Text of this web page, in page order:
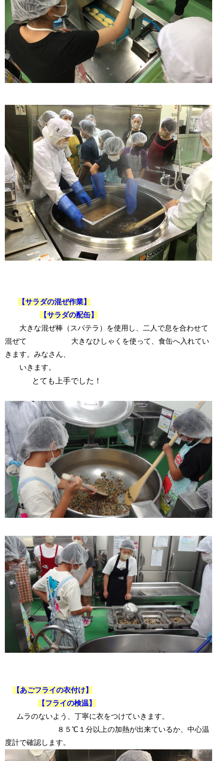
【サラダの混ぜ作業】
【サラダの配缶】
大きな混ぜ棒（スパテラ）を使用し、二人で息を合わせて
混ぜて 大きなひしゃくを使って、食缶へ入れてい
きます。みなさん、
いきます。
とても 上手でした！
【あごフライの衣付け】
【フライの検温】
ムラのないよう、丁寧に衣をつけていきます。
８５℃１分以上の加熱が出来ているか、中心温
度計で確認します。